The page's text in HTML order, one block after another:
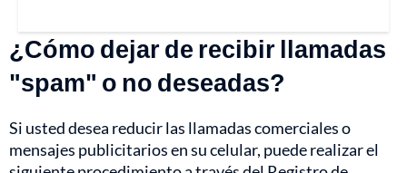
¿Cómo dejar de recibir llamadas
"spam" o no deseadas?
Si usted desea reducir las llamadas comerciales o
mensajes publicitarios en su celular, puede realizar el